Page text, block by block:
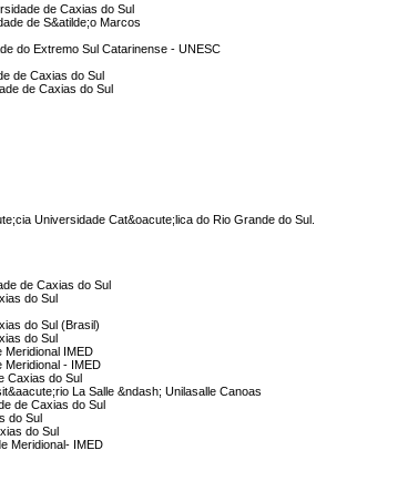
de Caxias do Sul
de S&atilde;o Marcos
do Extremo Sul Catarinense - UNESC
de Caxias do Sul
de Caxias do Sul
Universidade Cat&oacute;lica do Rio Grande do Sul.
de Caxias do Sul
do Sul
do Sul (Brasil)
do Sul
Meridional IMED
Meridional - IMED
Caxias do Sul
La Salle &ndash; Unilasalle Canoas
de Caxias do Sul
do Sul
do Sul
Meridional- IMED